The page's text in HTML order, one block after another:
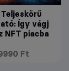
Teljeskörű
Így vágj
NFT piacba
Ft